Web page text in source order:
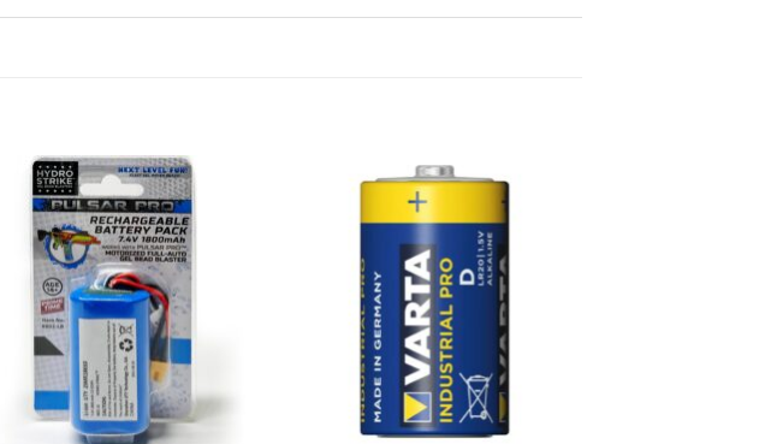
Toevoegen
verlanglijst
Toevoegen
verlanglijst